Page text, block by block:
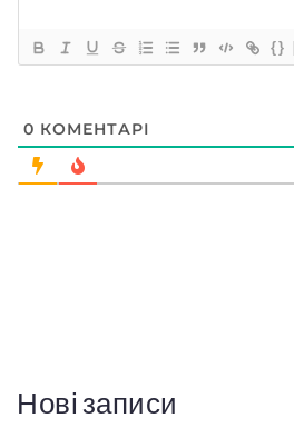
{}
0 КОМЕНТАРІ
Нові записи